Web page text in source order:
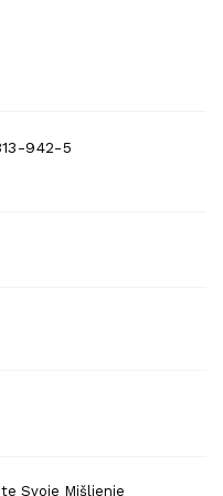
942-5
Svoje Mišljenje